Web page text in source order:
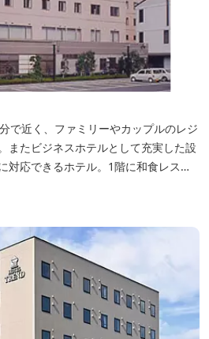
で近く、ファミリーやカップルのレジ
またビジネスホテルとして充実した設
対応できるホテル。1階に和食レスト